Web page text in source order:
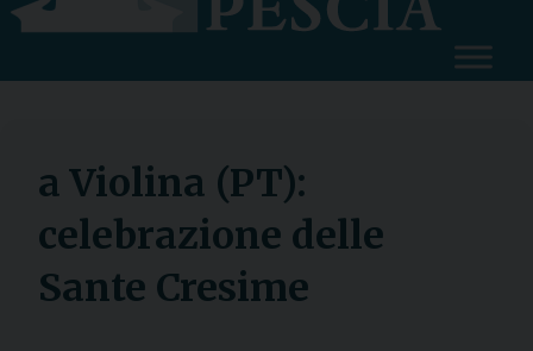
a Violina (PT):
celebrazione delle
Sante Cresime